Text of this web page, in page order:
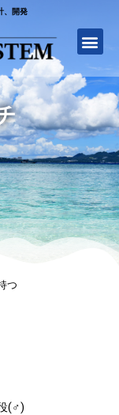
、開発
つ
(♂)